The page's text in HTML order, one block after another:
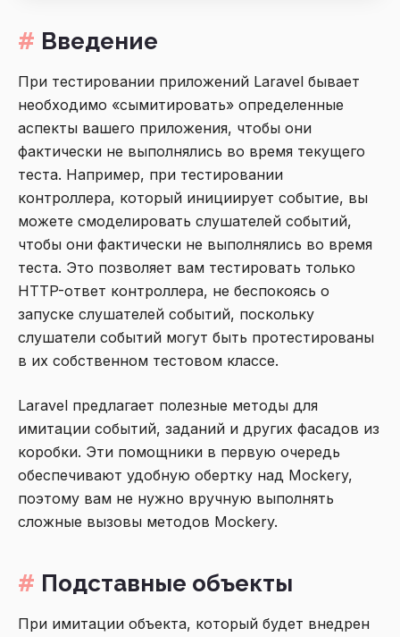
Введение
При тестировании приложений Laravel бывает
необходимо «сымитировать» определенные
аспекты вашего приложения, чтобы они
фактически не выполнялись во время текущего
теста. Например, при тестировании
контроллера, который инициирует событие, вы
можете смоделировать слушателей событий,
чтобы они фактически не выполнялись во время
теста. Это позволяет вам тестировать только
HTTP-ответ контроллера, не беспокоясь о
запуске слушателей событий, поскольку
слушатели событий могут быть протестированы
в их собственном тестовом классе.
Laravel предлагает полезные методы для
имитации событий, заданий и других фасадов из
коробки. Эти помощники в первую очередь
обеспечивают удобную обертку над Mockery,
поэтому вам не нужно вручную выполнять
сложные вызовы методов Mockery.
Подставные объекты
При имитации объекта, который будет внедрен